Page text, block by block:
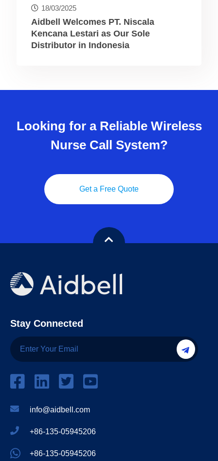
18/03/2025
Aidbell Welcomes PT. Niscala
Kencana Lestari as Our Sole
Distributor in Indonesia
Looking for a Reliable Wireless
Nurse Call System?
Get a Free Quote
Stay Connected
info@aidbell.com
+86-135-05945206
+86-135-05945206